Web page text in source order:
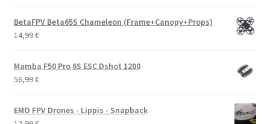
BetaFPV Beta65S Chameleon (Frame+Canopy+Props)
14,99€
Mamba F50 Pro 6S ESC Dshot 1200
56,99€
EMO FPV Drones - Lippis - Snapback